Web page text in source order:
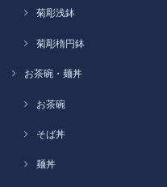
菊彫浅鉢
菊彫楕円鉢
お茶碗・麺丼
お茶碗
そば丼
麺丼